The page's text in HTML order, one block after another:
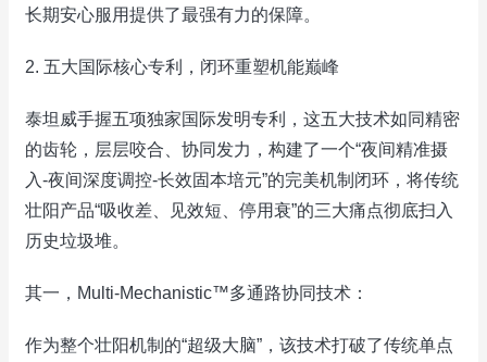
长期安心服用提供了最强有力的保障。
2. 五大国际核心专利，闭环重塑机能巅峰
泰坦威手握五项独家国际发明专利，这五大技术如同精密
的齿轮，层层咬合、协同发力，构建了一个“夜间精准摄
入-夜间深度调控-长效固本培元”的完美机制闭环，将传统
壮阳产品“吸收差、见效短、停用衰”的三大痛点彻底扫入
历史垃圾堆。
其一，Multi-Mechanistic™多通路协同技术：
作为整个壮阳机制的“超级大脑”，该技术打破了传统单点